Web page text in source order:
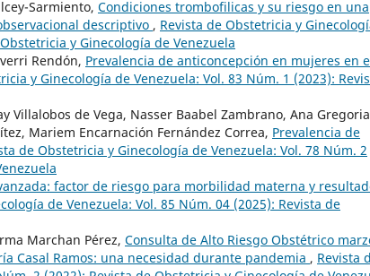
Sarmiento, Condiciones trombofilicas y su riesgo en una
descriptivo , Revista de Obstetricia y
y Ginecología de Venezuela
Rendón, Prevalencia de anticoncepción en mujeres en
y Ginecología de Venezuela: Vol. 83 Núm. 1 (2023):
Villalobos de Vega, Nasser Baabel Zambrano, Ana Gregoria
Mariem Encarnación Fernández Correa, Prevalencia de
de Obstetricia y Ginecología de Venezuela: Vol. 78 Núm. 2
factor de riesgo para morbilidad materna y
de Venezuela: Vol. 85 Núm. 04 (2025): Revista de
Marchan Pérez, Consulta de Alto Riesgo Obstétrico
Casal Ramos: una necesidad durante pandemia , Revista